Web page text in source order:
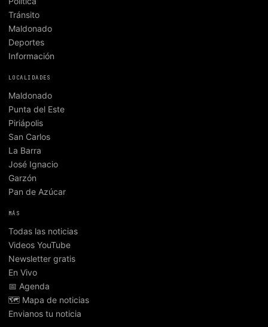
Tránsito
Maldonado
Deportes
Información
LOCALIDADES
Maldonado
Punta del Este
Piriápolis
San Carlos
La Barra
José Ignacio
Garzón
Pan de Azúcar
MÁS
Todas las noticias
Videos YouTube
Newsletter gratis
En Vivo
📅 Agenda
🗺️ Mapa de noticias
Envianos tu noticia